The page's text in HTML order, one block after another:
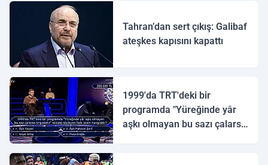
Tahran’dan sert çıkış: Galibaf
ateşkes kapısını kapattı
1999'da TRT'deki bir
programda "Yüreğinde yâr
aşkı olmayan bu sazı çalarsa